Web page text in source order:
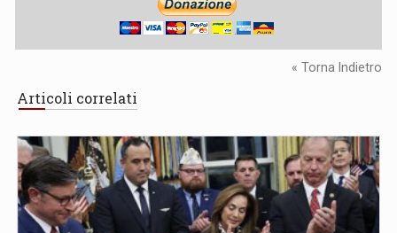
« Torna Indietro
Articoli correlati